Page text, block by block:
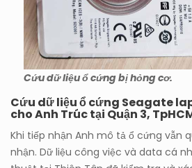
Cứu dữ liệu ổ cứng bị hỏng cơ.
Cứu dữ liệu ổ cứng Seagate
cho Anh Trúc tại Quận 3,
Khi tiếp nhận Anh mô tả ổ cứng vẫn
nhận. Dữ liệu công việc và data cá